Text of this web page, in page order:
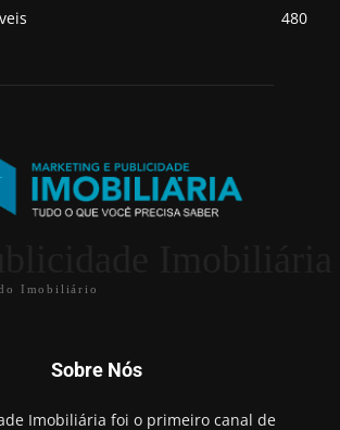
480
Imobiliário
Sobre Nós
Imobiliária foi o primeiro canal de